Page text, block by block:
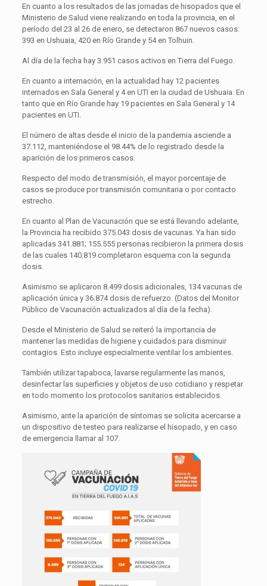
En cuanto a los resultados de las jornadas de hisopados que el
Ministerio de Salud viene realizando en toda la provincia, en el
período del 23 al 26 de enero, se detectaron 867 nuevos casos:
393 en Ushuaia, 420 en Río Grande y 54 en Tolhuin.
Al día de la fecha hay 3.951 casos activos en Tierra del Fuego.
En cuanto a internación, en la actualidad hay 12 pacientes
internados en Sala General y 4 en UTI en la ciudad de Ushuaia. En
tanto que en Río Grande hay 19 pacientes en Sala General y 14
pacientes en UTI.
El número de altas desde el inicio de la pandemia asciende a
37.112, manteniéndose el 98.44% de lo registrado desde la
aparición de los primeros casos.
Respecto del modo de transmisión, el mayor porcentaje de
casos se produce por transmisión comunitaria o por contacto
estrecho.
En cuanto al Plan de Vacunación que se está llevando adelante,
la Provincia ha recibido 375.043 dosis de vacunas. Ya han sido
aplicadas 341.881; 155.555 personas recibieron la primera dosis
de las cuales 140.819 completaron esquema con la segunda
dosis.
Asimismo se aplicaron 8.499 dosis adicionales, 134 vacunas de
aplicación única y 36.874 dosis de refuerzo. (Datos del Monitor
Público de Vacunación actualizados al día de la fecha).
Desde el Ministerio de Salud se reiteró la importancia de
mantener las medidas de higiene y cuidados para disminuir
contagios. Esto incluye especialmente ventilar los ambientes.
También utilizar tapaboca, lavarse regularmente las manos,
desinfectar las superficies y objetos de uso cotidiano y respetar
en todo momento los protocolos sanitarios establecidos.
Asimismo, ante la aparición de síntomas se solicita acercarse a
un dispositivo de testeo para realizarse el hisopado, y en caso
de emergencia llamar al 107.